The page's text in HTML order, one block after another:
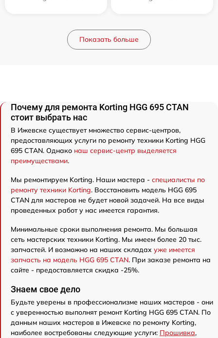
Показать больше
Почему для ремонта Korting HGG 695 CTAN
стоит выбрать нас
В Ижевске существует множество сервис-центров,
предоставляющих услуги по ремонту техники Korting HGG
695 CTAN. Однако наш сервис-центр выделяется
преимуществами.
Мы ремонтируем Korting. Наши мастера - специалисты по
ремонту техники Korting. Восстановить модель HGG 695
CTAN для мастеров не будет новой задачей. На все виды
проведенных работ у нас имеется гарантия.
Минимальные сроки выполнения ремонта. Мы большая
сеть мастерских техники Korting. Мы имеем более 20 тыс.
запчастей. И возможно на наших складах уже имеется
запчасть на модель HGG 695 CTAN. При заказе ремонта на
сайте - предоставляется скидка -25%.
Знаем свое дело
Будьте уверены в профессионализме наших мастеров - они
с уверенностью выполнят ремонт Korting HGG 695 CTAN. По
данным наших мастеров в Ижевске по ремонту Korting,
наиболее востребованы следующие услуги: Прошивка,